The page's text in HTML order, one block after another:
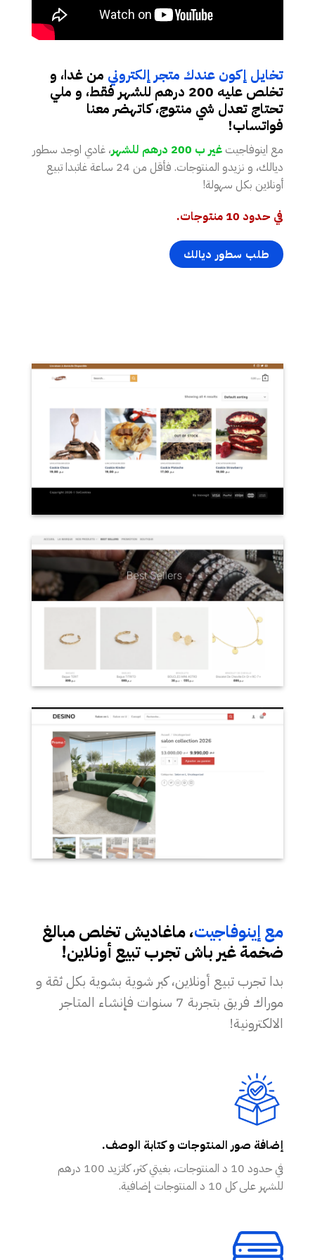
تخايل إكون عندك متجر إلكتروني من غدا، و
تخلص عليه 200 درهم للشهر فقط، و ملي
تحتاج تعدل شي منتوج، كاتهضر معنا
فواتساب!
مع اينوفاجيت غير ب 200 درهم للشهر
، غادي اوجد سطور
ديالك، و نزيدو المنتوجات. فأقل من 24 ساعة غاتبدا تبيع
أونلاين بكل سهولة!
في حدود 10 منتوجات.
طلب سطور ديالك
مع إينوفاجيت، ماغاديش تخلص مبالغ
ضخمة غير باش تجرب تبيع أونلاين!
بدا تجرب تبيع أونلاين، كبر شوية بشوية بكل ثقة و
موراك فريق بتجربة 7 سنوات فإنشاء المتاجر
الالكترونية!
إضافة صور المنتوجات و كتابة الوصف.
في حدود 10 د المنتوجات، بغيتي كثر، كاتزيد 100 درهم
للشهر على كل 10 د المنتوجات إضافية.